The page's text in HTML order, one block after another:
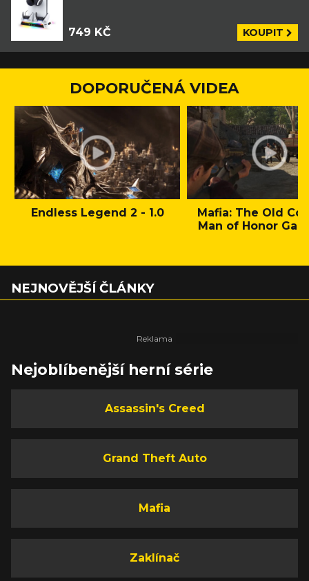
749 KČ KOUPIT
DOPORUČENÁ VIDEA
Endless Legend 2 - 1.0
Mafia: The Old
Man of Honor
NEJNOVĚJŠÍ ČLÁNKY
Nejoblíbenější herní série
Assassin's Creed
Grand Theft Auto
Mafia
Zaklínač